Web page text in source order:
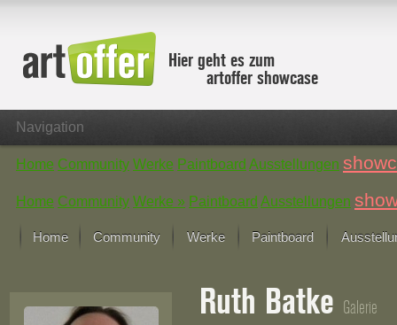
Hier geht es zum
artoffer showcase
Navigation
Home Community Werke Paintboard Ausstellungen
Home Community Werke » Paintboard Ausstellungen
Home Community Werke
Der letzte Monat im Fokus
Alle Fokus-Werke
Paintboard
Ruth Batke Galerie